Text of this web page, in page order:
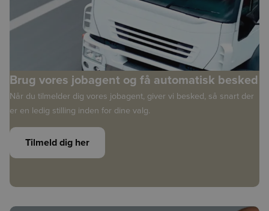
Brug vores jobagent og få automatisk besked
Når du tilmelder dig vores jobagent, giver vi besked, så snart der
er en ledig stilling inden for dine valg.
Tilmeld dig her